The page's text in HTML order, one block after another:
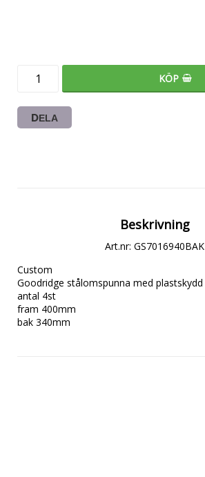
KÖP
DELA
Beskrivning
Art.nr: GS7016940BAK
Custom
Goodridge stålomspunna med plastskydd
antal 4st
fram 400mm
bak 340mm